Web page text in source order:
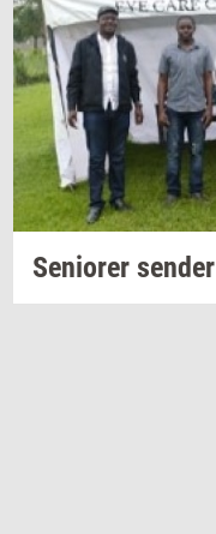
Se­ni­o­rer sen­der